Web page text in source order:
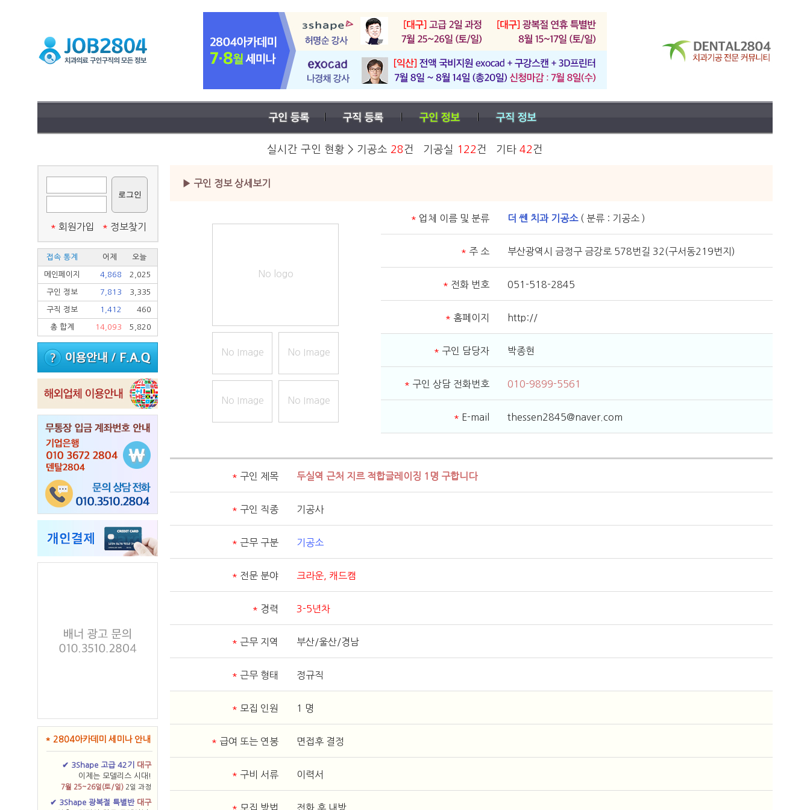
실시간 구인 현황 > 기공소 28건 기공실 122건 기타 42건
* 회원가입 * 정보찾기
접속 통계 어제 오늘
메인페이지 4,868 2,025
구인 정보 7,813 3,335
구직 정보 1,412 460
총 합계 14,093 5,820
* 2804아카데미 세미나 안내
✔ 3Shape 고급 42기 대구
이제는 모델리스 시대!
7월 25~26일(토/일) 2일 과정
✔ 3Shape 광복절 특별반 대구
▶ 구인 정보 상세보기
No logo
No Image No Image
No Image No Image
* 업체 이름 및 분류 더 쎈 치과 기공소( 분류 : 기공소 )
* 주 소 부산광역시 금정구 금강로 578번길 32(구서동219번지)
* 전화 번호 051-518-2845
* 홈페이지 http://
* 구인 담당자 박종현
* 구인 상담 전화번호 010-9899-5561
* E-mail thessen2845@naver.com
* 구인 제목 두실역 근처 지르 적합글레이징 1명 구합니다
* 구인 직종 기공사
* 근무 구분 기공소
* 전문 분야 크라운, 캐드캠
* 경력 3-5년차
* 근무 지역 부산/울산/경남
* 근무 형태 정규직
* 모집 인원 1 명
* 급여 또는 연봉 면접후 결정
* 구비 서류 이력서
* 모집 방법 전화 후 내방